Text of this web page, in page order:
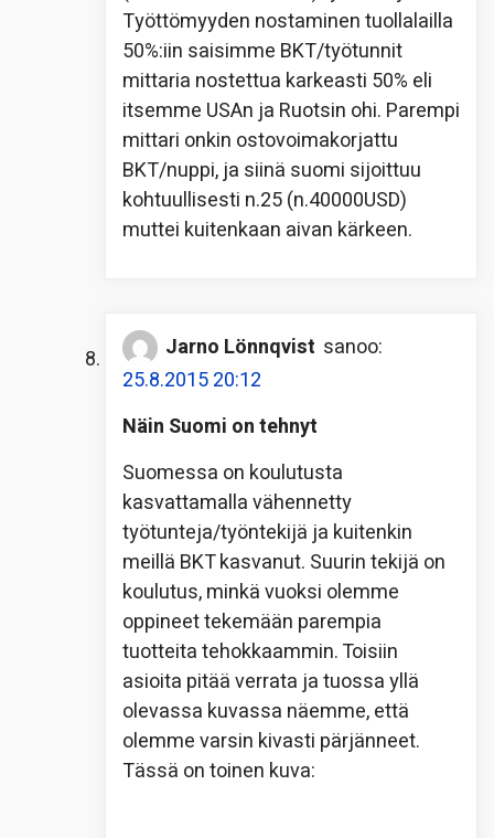
Työttömyyden nostaminen tuollalailla
50%:iin saisimme BKT/työtunnit
mittaria nostettua karkeasti 50% eli
itsemme USAn ja Ruotsin ohi. Parempi
mittari onkin ostovoimakorjattu
BKT/nuppi, ja siinä suomi sijoittuu
kohtuullisesti n.25 (n.40000USD)
muttei kuitenkaan aivan kärkeen.
Jarno Lönnqvist sanoo:
25.8.2015 20:12
Näin Suomi on tehnyt
Suomessa on koulutusta
kasvattamalla vähennetty
työtunteja/työntekijä ja kuitenkin
meillä BKT kasvanut. Suurin tekijä on
koulutus, minkä vuoksi olemme
oppineet tekemään parempia
tuotteita tehokkaammin. Toisiin
asioita pitää verrata ja tuossa yllä
olevassa kuvassa näemme, että
olemme varsin kivasti pärjänneet.
Tässä on toinen kuva: